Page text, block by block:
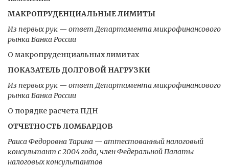
МАКРОПРУДЕНЦИАЛЬНЫЕ ЛИМИТЫ
Из первых рук — ответ Департамента микрофинансового
рынка Банка России
О макропруденциальных лимитах
ПОКАЗАТЕЛЬ ДОЛГОВОЙ НАГРУЗКИ
Из первых рук — ответ Департамента микрофинансового
рынка Банка России
О порядке расчета ПДН
ОТЧЕТНОСТЬ ЛОМБАРДОВ
Раиса Федоровна Тарина — аттестованный налоговый
консультант с 2004 года, член Федеральной Палаты
налоговых консультантов